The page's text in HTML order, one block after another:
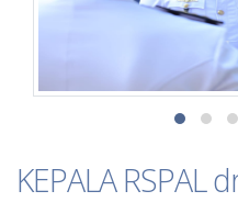
KEPALA RSPAL